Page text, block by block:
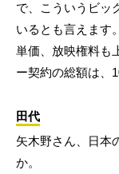
で、こういうビッ
いるとも言えます
単価、放映権料も
ー契約の総額は、
田代
矢木野さん、日本
か。